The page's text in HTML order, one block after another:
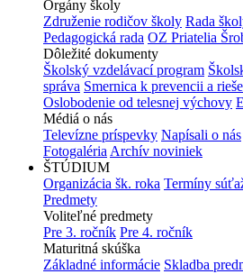
Orgány školy
Združenie rodičov školy Rada
Pedagogická rada OZ Priatelia
Dôležité dokumenty
Školský vzdelávací program
správa Smernica k prevencii a
Oslobodenie od telesnej výchovy
Médiá o nás
Televízne príspevky Napísali o nás
Fotogaléria Archív noviniek
ŠTÚDIUM
Organizácia šk. roka Termíny
Predmety
Voliteľné predmety
Pre 3. ročník Pre 4. ročník
Maturitná skúška
Základné informácie Skladba